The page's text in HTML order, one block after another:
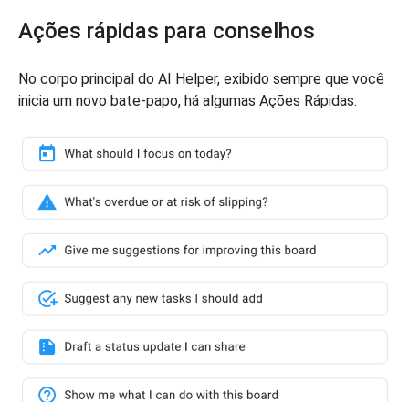
Ações rápidas para conselhos
No corpo principal do AI Helper, exibido sempre que você
inicia um novo bate-papo, há algumas Ações Rápidas: